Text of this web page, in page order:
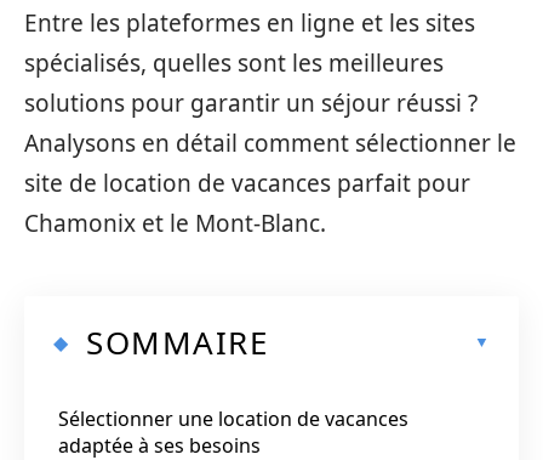
Entre les plateformes en ligne et les sites
spécialisés, quelles sont les meilleures
solutions pour garantir un séjour réussi ?
Analysons en détail comment sélectionner le
site de location de vacances parfait pour
Chamonix et le Mont-Blanc.
SOMMAIRE
Sélectionner une location de vacances
adaptée à ses besoins